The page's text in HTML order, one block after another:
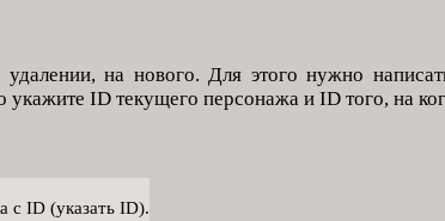
на нового. Для этого нужно
укажите ID текущего персонажа и ID того, на
с ID (указать ID).